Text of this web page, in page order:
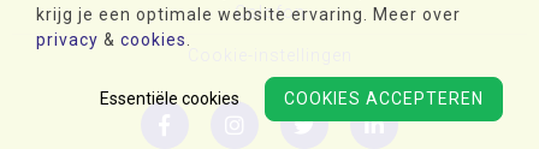
krijg je een optimale website ervaring. Meer over
privacy & cookies
COOKIES ACCEPTEREN
Essentiële cookies
Colofon